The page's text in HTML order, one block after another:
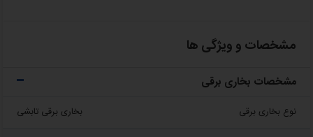
مشخصات و ویژگی ها
مشخصات بخاری برقی
نوع بخاری برقی بخاری برقی تابشی